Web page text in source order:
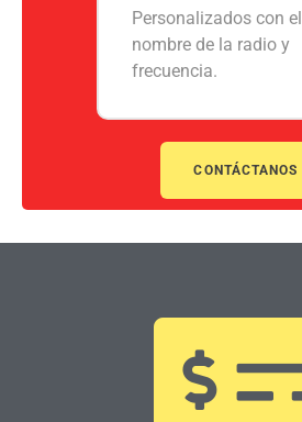
Personalizados con el
nombre de la radio y
frecuencia.
CONTÁCTANOS